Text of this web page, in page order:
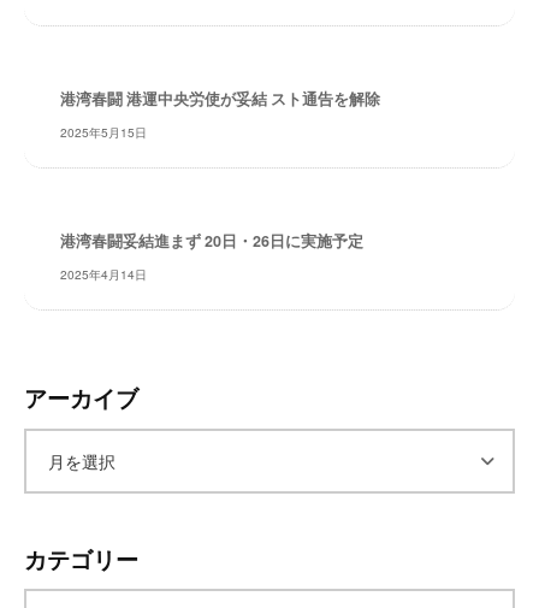
レ
～
港湾春闘 港運中央労使が妥結 スト通告を解除
2025年5月15日
港湾春闘妥結進まず 20日・26日に実施予定
2025年4月14日
アーカイブ
カ
カテゴリー